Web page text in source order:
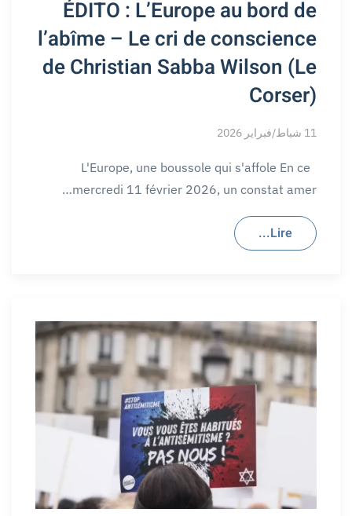
ÉDITO : L’Europe au bord de
l’abîme – Le cri de conscience
de Christian Sabba Wilson (Le
Corser)
11 شباط/فبراير 2026
L'Europe, une boussole qui s'affole En ce
mercredi 11 février 2026, un constat amer…
Lire...